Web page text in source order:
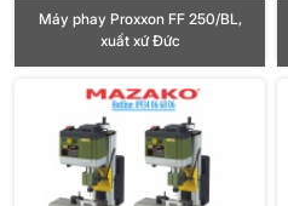
Máy phay Proxxon FF 250/BL,
xuất xứ Đức